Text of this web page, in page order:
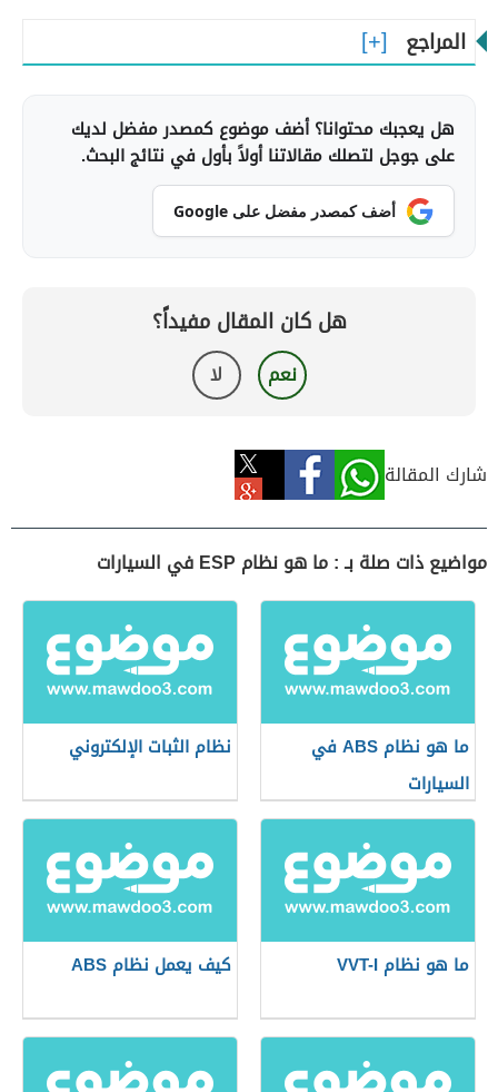
المراجع
هل يعجبك محتوانا؟ أضف موضوع كمصدر مفضل لديك
على جوجل لتصلك مقالاتنا أولاً بأول في نتائج البحث.
أضف كمصدر مفضل على Google
هل كان المقال مفيداً؟
نعم لا
شارك المقالة
مواضيع ذات صلة بـ : ما هو نظام ESP في السيارات
ما هو نظام ABS في
السيارات
نظام الثبات الإلكتروني
ما هو نظام VVT-I كيف يعمل نظام ABS